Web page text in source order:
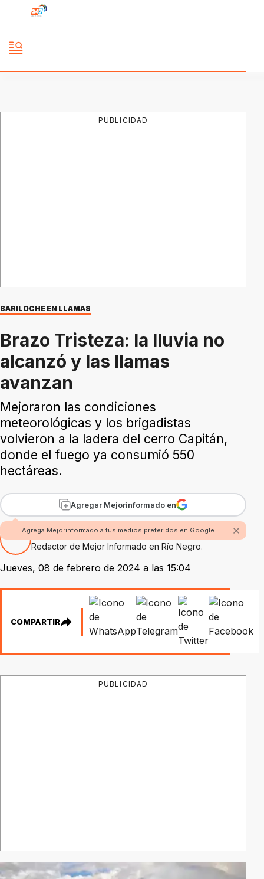
PUBLICIDAD
BARILOCHE EN LLAMAS
Brazo Tristeza: la lluvia no
alcanzó y las llamas
avanzan
Mejoraron las condiciones
meteorológicas y los brigadistas
volvieron a la ladera del cerro Capitán,
donde el fuego ya consumió 550
hectáreas.
Agregar Mejorinformado en
Agrega Mejorinformado a tus medios preferidos en Google
Por Fabian Rossi
Redactor de Mejor Informado en Río Negro.
Jueves, 08 de febrero de 2024 a las 15:04
COMPARTIR
PUBLICIDAD